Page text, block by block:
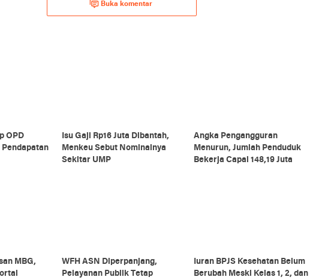
Buka komentar
OPD
Isu Gaji Rp16 Juta Dibantah,
Menkeu Sebut Nominalnya
Sekitar UMP
Angka Pengangguran
Menurun, Jumlah Penduduk
Bekerja Capai 148,19 Juta
MBG,
WFH ASN Diperpanjang,
Pelayanan Publik Tetap
Iuran BPJS Kesehatan Belum
Berubah Meski Kelas 1, 2, dan